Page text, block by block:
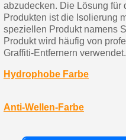
abzudecken. Die Lösung für
Produkten ist die Isolierung
speziellen Produkt namens
Produkt wird häufig von
Graffiti-Entfernern verwendet.
Hydrophobe Farbe
Anti-Wellen-Farbe